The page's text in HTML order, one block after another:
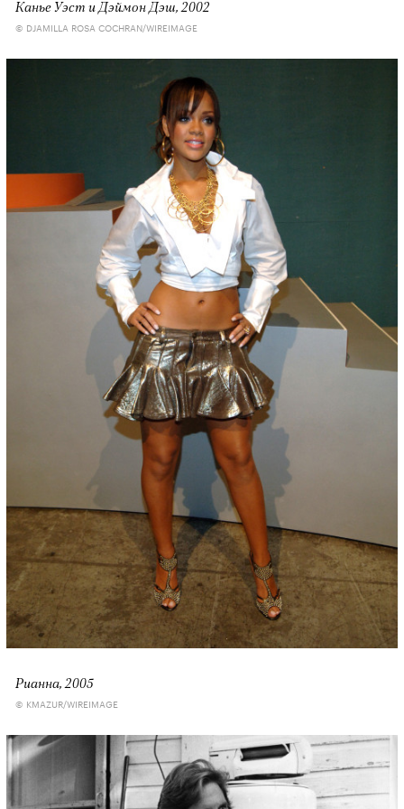
Канье Уэст и Дэймон Дэш, 2002
© DJAMILLA ROSA COCHRAN/WIREIMAGE
Рианна, 2005
© KMAZUR/WIREIMAGE